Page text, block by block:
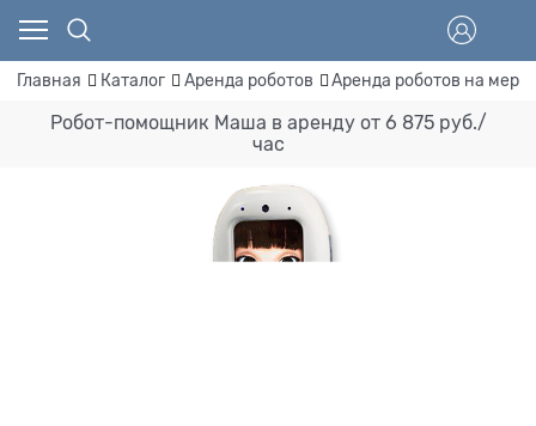
Главная Каталог Аренда роботов Аренда роботов на
Робот-помощник Маша в аренду от 6 875 руб./
час